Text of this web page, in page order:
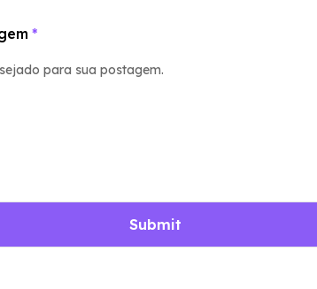
*
para sua postagem.
Submit